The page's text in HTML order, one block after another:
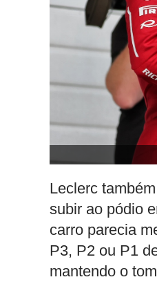
Leclerc
subir ao pódio
carro parecia
P3, P2 ou P1
mantendo o